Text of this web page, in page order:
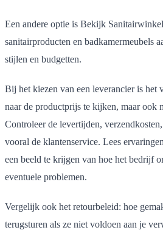
Een andere optie is Bekijk
sanitairproducten en badkamermeubels
stijlen en budgetten.
Bij het kiezen van een leverancier is het
naar de productprijs te kijken, maar ook
Controleer de levertijden,
vooral de klantenservice. Lees
een beeld te krijgen van hoe het bedrijf
eventuele problemen.
Vergelijk ook het retourbeleid: hoe
terugsturen als ze niet voldoen aan je